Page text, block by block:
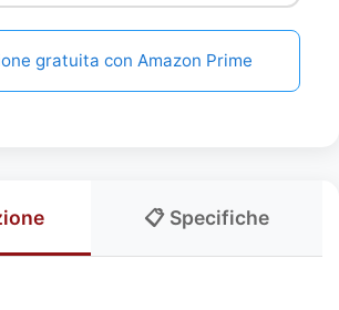
gratuita con Amazon Prime
📋 Specifiche